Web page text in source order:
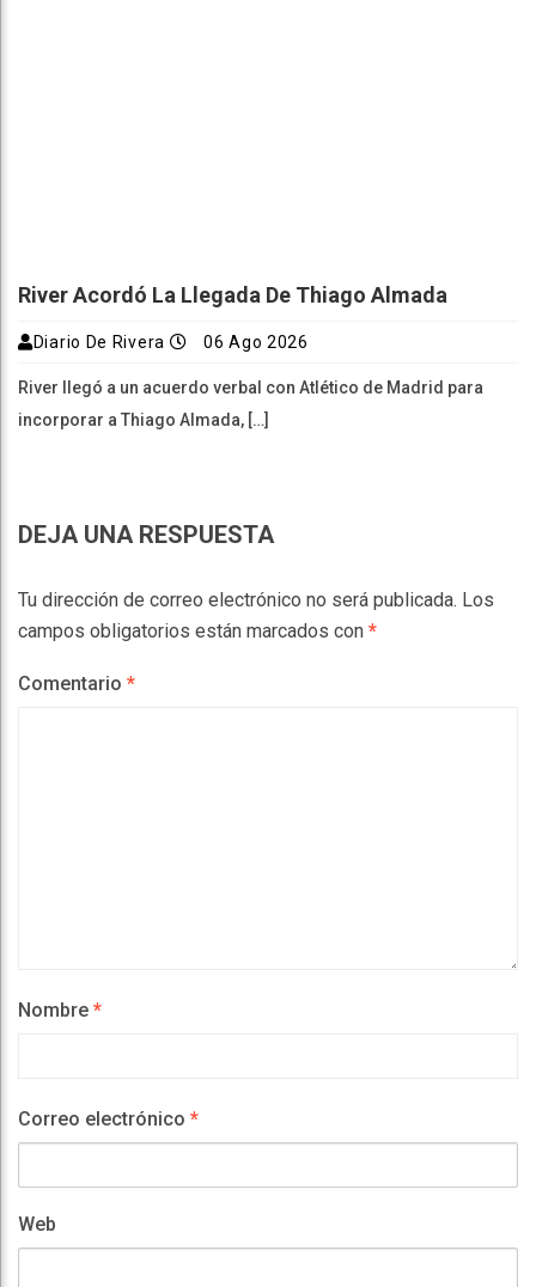
River Acordó La Llegada De Thiago Almada
Diario De Rivera 06 Ago 2026
River llegó a un acuerdo verbal con Atlético de Madrid para
incorporar a Thiago Almada, […]
DEJA UNA RESPUESTA
Tu dirección de correo electrónico no será publicada. Los
campos obligatorios están marcados con *
Comentario *
Nombre *
Correo electrónico *
Web